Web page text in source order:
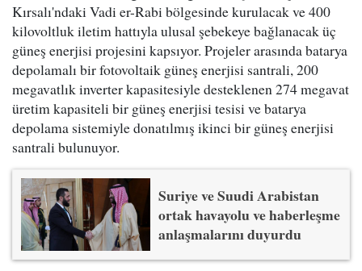
Kırsalı'ndaki Vadi er-Rabi bölgesinde kurulacak ve 400
kilovoltluk iletim hattıyla ulusal şebekeye bağlanacak üç
güneş enerjisi projesini kapsıyor. Projeler arasında batarya
depolamalı bir fotovoltaik güneş enerjisi santrali, 200
megavatlık inverter kapasitesiyle desteklenen 274 megavat
üretim kapasiteli bir güneş enerjisi tesisi ve batarya
depolama sistemiyle donatılmış ikinci bir güneş enerjisi
santrali bulunuyor.
Suriye ve Suudi Arabistan
ortak havayolu ve haberleşme
anlaşmalarını duyurdu